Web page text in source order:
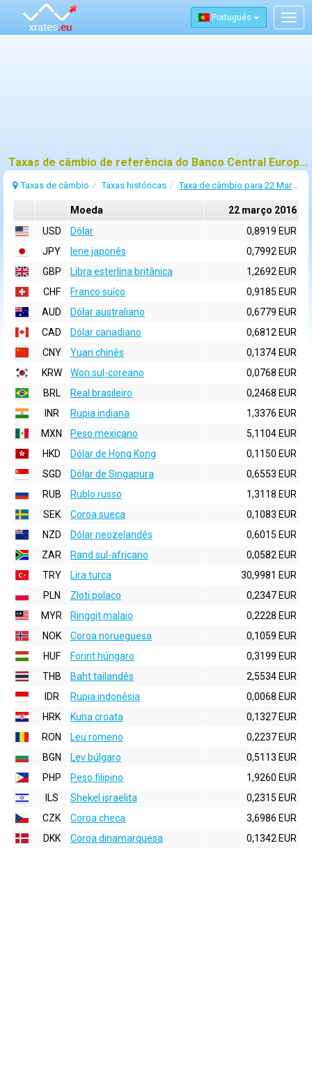
Português
Taxas de câmbio de referência do Banco Central Europeu (BCE) para 22 março 2016
Taxas de câmbio Taxas históricas Taxa de câmbio para 22 Março 2016
Moeda
22 março 2016
USD
Dólar
0,8919 EUR
JPY
Iene japonês
0,7992 EUR
GBP
Libra esterlina britânica
1,2692 EUR
CHF
Franco suíço
0,9185 EUR
AUD
Dólar australiano
0,6779 EUR
CAD
Dólar canadiano
0,6812 EUR
CNY
Yuan chinês
0,1374 EUR
KRW
Won sul-coreano
0,0768 EUR
BRL
Real brasileiro
0,2468 EUR
INR
Rupia indiana
1,3376 EUR
MXN
Peso mexicano
5,1104 EUR
HKD
Dólar de Hong Kong
0,1150 EUR
SGD
Dólar de Singapura
0,6553 EUR
RUB
Rublo russo
1,3118 EUR
SEK
Coroa sueca
0,1083 EUR
NZD
Dólar neozelandês
0,6015 EUR
ZAR
Rand sul-africano
0,0582 EUR
TRY
Lira turca
30,9981 EUR
PLN
Zloti polaco
0,2347 EUR
MYR
Ringgit malaio
0,2228 EUR
NOK
Coroa norueguesa
0,1059 EUR
HUF
Forint húngaro
0,3199 EUR
THB
Baht tailandês
2,5534 EUR
IDR
Rupia indonésia
0,0068 EUR
HRK
Kuna croata
0,1327 EUR
RON
Leu romeno
0,2237 EUR
BGN
Lev búlgaro
0,5113 EUR
PHP
Peso filipino
1,9260 EUR
ILS
Shekel israelita
0,2315 EUR
CZK
Coroa checa
3,6986 EUR
DKK
Coroa dinamarquesa 0,1342 EUR